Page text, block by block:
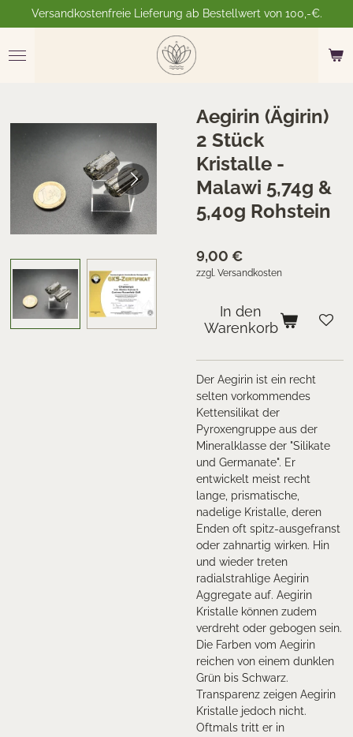
Hauptinhalt
springen
Versandkostenfreie Lieferung ab Bestellwert von 100,-€.
Aegirin (Ägirin)
2 Stück
Kristalle -
Malawi 5,74g &
5,40g Rohstein
9,00 €
zzgl. Versandkosten
In den
Warenkorb
Der Aegirin ist ein recht
selten vorkommendes
Kettensilikat der
Pyroxengruppe aus der
Mineralklasse der "Silikate
und Germanate". Er
entwickelt meist recht
lange, prismatische,
nadelige Kristalle, deren
Enden oft spitz-ausgefranst
oder zahnartig wirken. Hin
und wieder treten
radialstrahlige Aegirin
Aggregate auf. Aegirin
Kristalle können zudem
verdreht oder gebogen sein.
Die Farben vom Aegirin
reichen von einem dunklen
Grün bis Schwarz.
Transparenz zeigen Aegirin
Kristalle jedoch nicht.
Oftmals tritt er in